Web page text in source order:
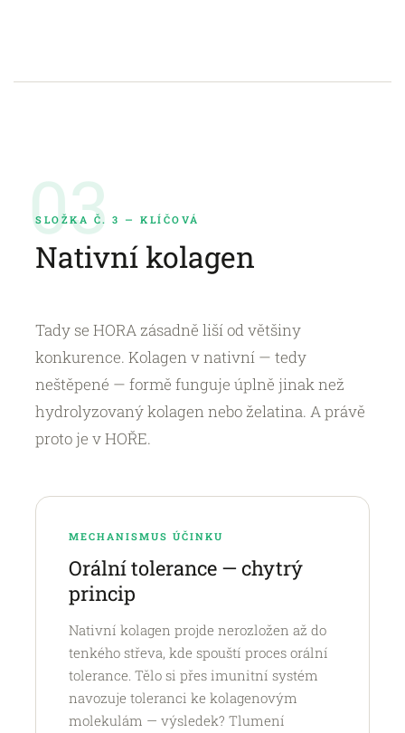
03
SLOŽKA Č. 3 — KLÍČOVÁ
Nativní kolagen
Tady se HORA zásadně liší od většiny
konkurence. Kolagen v nativní — tedy
neštěpené — formě funguje úplně jinak než
hydrolyzovaný kolagen nebo želatina. A právě
proto je v HOŘE.
MECHANISMUS ÚČINKU
Orální tolerance — chytrý
princip
Nativní kolagen projde nerozložen až do
tenkého střeva, kde spouští proces orální
tolerance. Tělo si přes imunitní systém
navozuje toleranci ke kolagenovým
molekulám — výsledek? Tlumení